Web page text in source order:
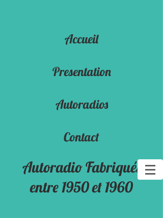
Accueil
Presentation
Autoradios
Contact
Autoradio Fabriqués
entre 1950 et 1960